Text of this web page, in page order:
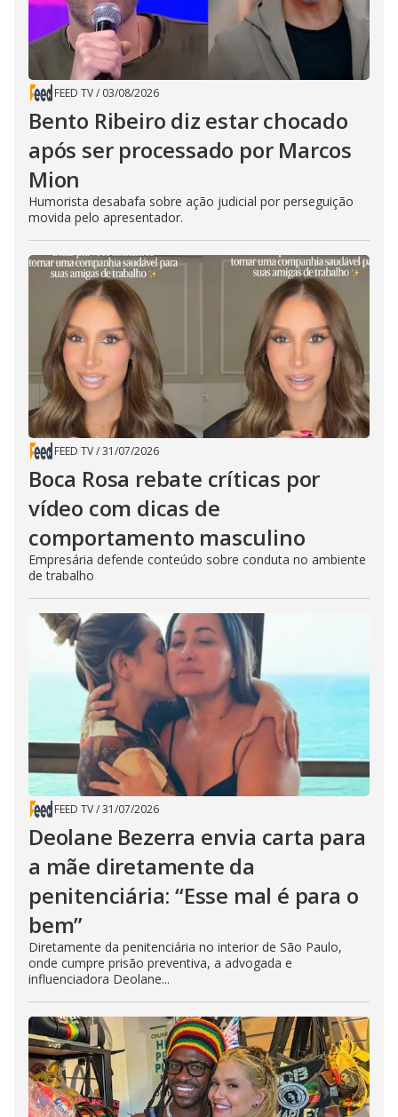
FEED TV/ 03/08/2026
Bento Ribeiro diz estar chocado
após ser processado por Marcos
Mion
Humorista desabafa sobre ação judicial por perseguição
movida pelo apresentador.
FEED TV/31/07/2026
Boca Rosa rebate críticas por
vídeo com dicas de
comportamento masculino
Empresária defende conteúdo sobre conduta no ambiente
de trabalho
FEED TV/31/07/2026
Deolane Bezerra envia carta para
a mãe diretamente da
penitenciária: “Esse mal é para o
bem”
Diretamente da penitenciária no interior de São Paulo,
onde cumpre prisão preventiva, a advogada e
influenciadora Deolane...